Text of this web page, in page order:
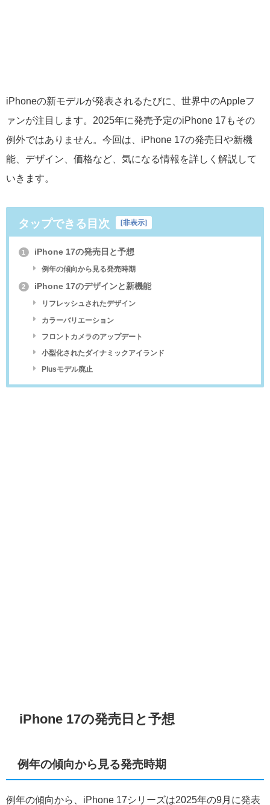
iPhoneの新モデルが発表されるたびに、世界中のAppleフ
ァンが注目します。2025年に発売予定のiPhone 17もその
例外ではありません。今回は、iPhone 17の発売日や新機
能、デザイン、価格など、気になる情報を詳しく解説して
いきます。
タップできる目次 [非表示]
1 iPhone 17の発売日と予想
例年の傾向から見る発売時期
2 iPhone 17のデザインと新機能
リフレッシュされたデザイン
カラーバリエーション
フロントカメラのアップデート
小型化されたダイナミックアイランド
Plusモデル廃止
iPhone 17の発売日と予想
例年の傾向から見る発売時期
例年の傾向から、iPhone 17シリーズは2025年の9月に発表